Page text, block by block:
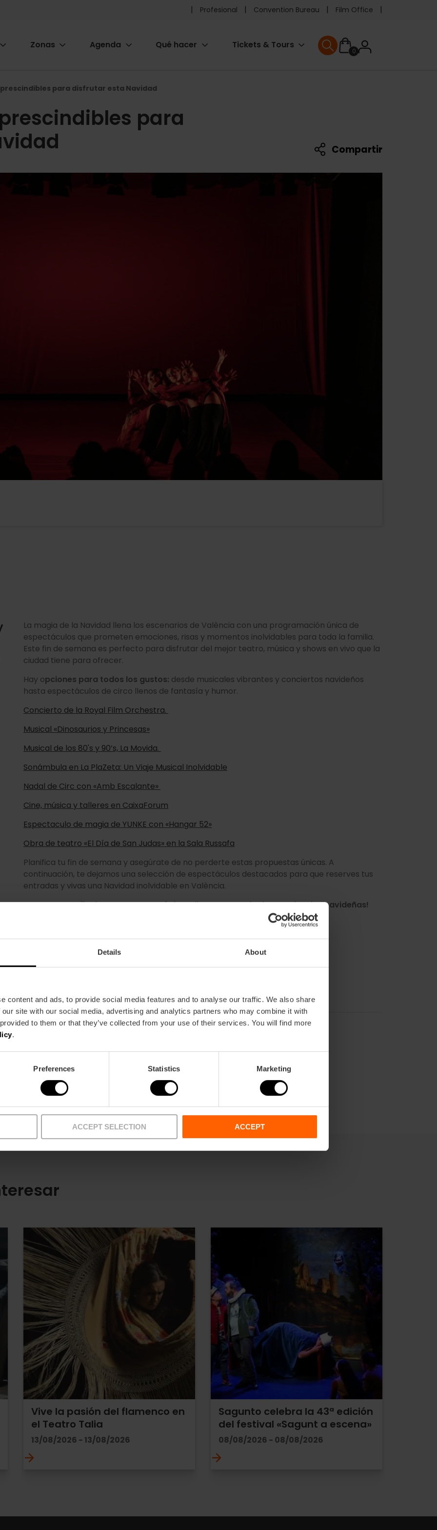
Details About
content and ads, to provide social media features and to analyse our traffic. We also share
site with our social media, advertising and analytics partners who may combine it with
to them or that they’ve collected from your use of their services. You will find more
Preferences Statistics Marketing
ACCEPT SELECTION ACCEPT
Pre
header
Profesional Convention Bureau Film Office
Zonas Agenda Qué hacer Tickets & Tours
0User
User menu
para disfrutar esta Navidad
para
Compartir
La magia de la Navidad llena los escenarios de València con una programación única de
espectáculos que prometen emociones, risas y momentos inolvidables para toda la familia.
Este fin de semana es perfecto para disfrutar del mejor teatro, música y shows en vivo que la
ciudad tiene para ofrecer.
Hay opciones para todos los gustos: desde musicales vibrantes y conciertos navideños
hasta espectáculos de circo llenos de fantasía y humor.
Concierto de la Royal Film Orchestra.
Musical «Dinosaurios y Princesas»
Musical de los 80's y 90’s, La Movida.
Sonámbula en La PlaZeta: Un Viaje Musical Inolvidable
Nadal de Circ con «Amb Escalante»
Cine, música y talleres en CaixaForum
Espectaculo de magia de YUNKE con «Hangar 52»
Obra de teatro «El Día de San Judas» en la Sala Russafa
Planifica tu fin de semana y asegúrate de no perderte estas propuestas únicas. A
continuación, te dejamos una selección de espectáculos destacados para que reserves tus
entradas y vivas una Navidad inolvidable en València.
¡Haz que este fin de semana sea mágico y llena tu agenda de experiencias navideñas!
Vive la pasión del flamenco en
el Teatro Talia
13/08/2026 - 13/08/2026
Sagunto celebra la 43ª edición
del festival «Sagunt a escena»
08/08/2026 - 08/08/2026